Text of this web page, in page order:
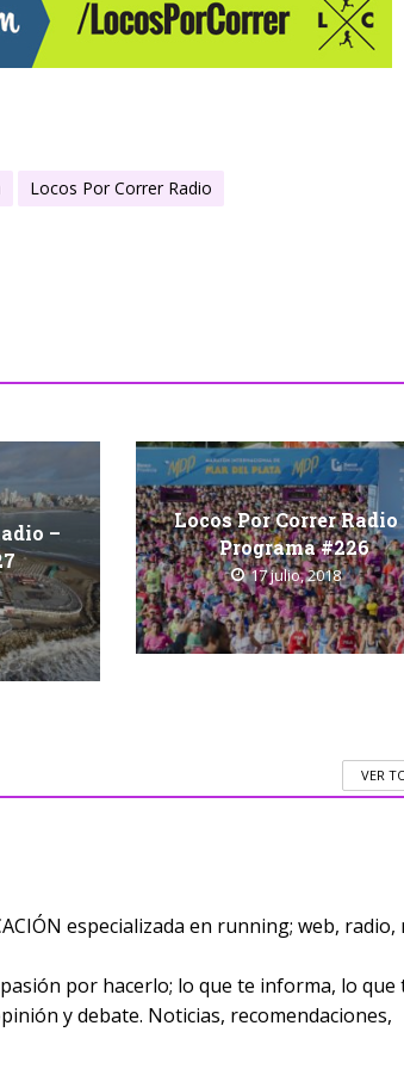
Locos Por Correr Radio
–
Locos Por Correr Radio
Programa #226
17 julio, 2018
VER
especializada en running; web, radio,
por hacerlo; lo que te informa, lo que
y debate. Noticias, recomendaciones,